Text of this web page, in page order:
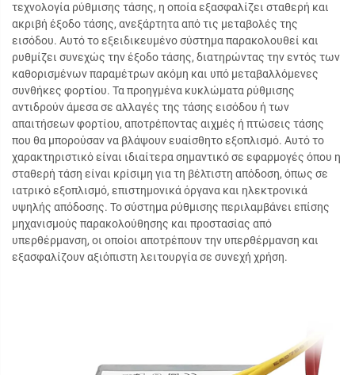
τεχνολογία ρύθμισης τάσης, η οποία εξασφαλίζει σταθερή και
ακριβή έξοδο τάσης, ανεξάρτητα από τις μεταβολές της
εισόδου. Αυτό το εξειδικευμένο σύστημα παρακολουθεί και
ρυθμίζει συνεχώς την έξοδο τάσης, διατηρώντας την εντός των
καθορισμένων παραμέτρων ακόμη και υπό μεταβαλλόμενες
συνθήκες φορτίου. Τα προηγμένα κυκλώματα ρύθμισης
αντιδρούν άμεσα σε αλλαγές της τάσης εισόδου ή των
απαιτήσεων φορτίου, αποτρέποντας αιχμές ή πτώσεις τάσης
που θα μπορούσαν να βλάψουν ευαίσθητο εξοπλισμό. Αυτό το
χαρακτηριστικό είναι ιδιαίτερα σημαντικό σε εφαρμογές όπου η
σταθερή τάση είναι κρίσιμη για τη βέλτιστη απόδοση, όπως σε
ιατρικό εξοπλισμό, επιστημονικά όργανα και ηλεκτρονικά
υψηλής απόδοσης. Το σύστημα ρύθμισης περιλαμβάνει επίσης
μηχανισμούς παρακολούθησης και προστασίας από
υπερθέρμανση, οι οποίοι αποτρέπουν την υπερθέρμανση και
εξασφαλίζουν αξιόπιστη λειτουργία σε συνεχή χρήση.